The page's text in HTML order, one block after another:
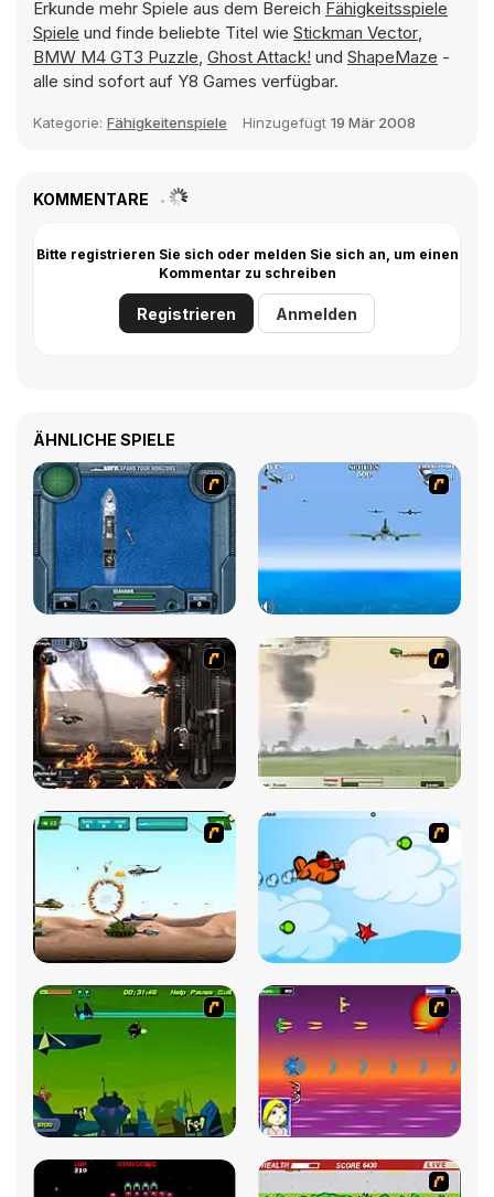
Erkunde mehr Spiele aus dem Bereich Fähigkeitsspiele
Spiele und finde beliebte Titel wie Stickman Vector,
BMW M4 GT3 Puzzle, Ghost Attack! und ShapeMaze -
alle sind sofort auf Y8 Games verfügbar.
Kategorie: Fähigkeitenspiele Hinzugefügt 19 Mär 2008
KOMMENTARE
Bitte registrieren Sie sich oder melden Sie sich an, um einen
Kommentar zu schreiben
Registrieren Anmelden
ÄHNLICHE SPIELE